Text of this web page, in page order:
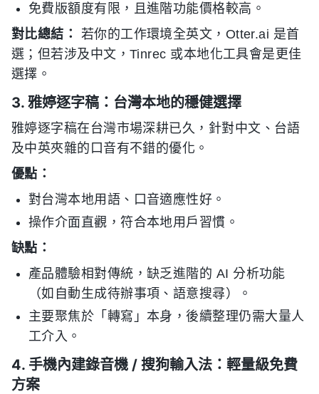
免費版額度有限，且進階功能價格較高。
對比總結：
若你的工作環境全英文，Otter.ai 是首
選；但若涉及中文，Tinrec 或本地化工具會是更佳
選擇。
3. 雅婷逐字稿：台灣本地的穩健選擇
雅婷逐字稿在台灣市場深耕已久，針對中文、台語
及中英夾雜的口音有不錯的優化。
優點：
對台灣本地用語、口音適應性好。
操作介面直觀，符合本地用戶習慣。
缺點：
產品體驗相對傳統，缺乏進階的 AI 分析功能
（如自動生成待辦事項、語意搜尋）。
主要聚焦於「轉寫」本身，後續整理仍需大量人
工介入。
4. 手機內建錄音機 / 搜狗輸入法：輕量級免費
方案